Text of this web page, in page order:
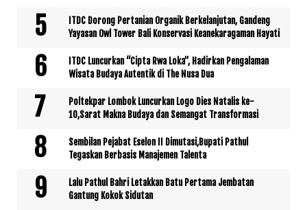
ITDC Dorong Pertanian Organik Berkelanjutan, Gandeng
Yayasan Owl Tower Bali Konservasi Keanekaragaman Hayati
ITDC Luncurkan “Cipta Rwa Loka”, Hadirkan Pengalaman
Wisata Budaya Autentik di The Nusa Dua
Poltekpar Lombok Luncurkan Logo Dies Natalis ke-
10,Sarat Makna Budaya dan Semangat Transformasi
Sembilan Pejabat Eselon II Dimutasi,Bupati Pathul
Tegaskan Berbasis Manajemen Talenta
Lalu Pathul Bahri Letakkan Batu Pertama Jembatan
Gantung Kokok Sidutan